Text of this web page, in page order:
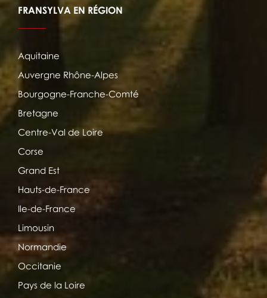
FRANSYLVA EN RÉGION
Aquitaine
Auvergne Rhône-Alpes
Bourgogne-Franche-Comté
Bretagne
Centre-Val de Loire
Corse
Grand Est
Hauts-de-France
Ile-de-France
Limousin
Normandie
Occitanie
Pays de la Loire